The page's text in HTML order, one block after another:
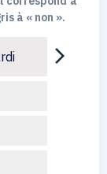
à « non ».
arrow_forward_ios